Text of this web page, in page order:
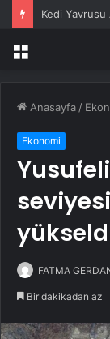
Kedi Yavrusu
Menü
Anasayfa /
Ekonomi
Yusufeli
FATMA
Bir dakikadan az